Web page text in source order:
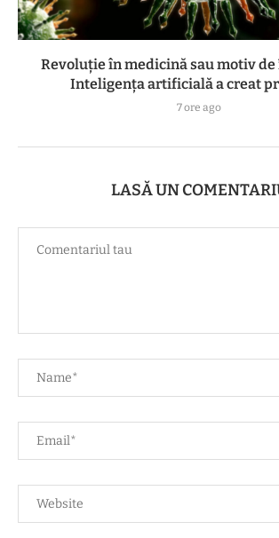
Revoluție în medicină sau motiv
Inteligența artificială a creat
7 ore ago
LASĂ UN